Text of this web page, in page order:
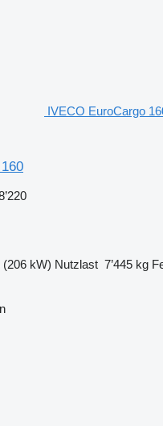
IVECO EuroCargo
(206 kW) Nutzlast 7’445 kg